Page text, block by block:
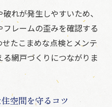
のコストパフォーマン
用対効果を徹底検証
れが発生しやすいため、
レームの歪みを確認する
たこまめな点検とメンテ
網戸づくりにつながりま
空間を守るコツ